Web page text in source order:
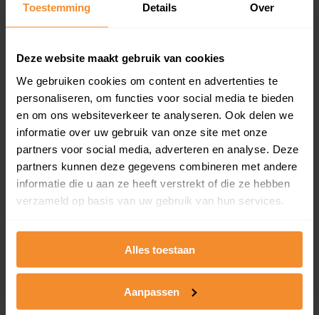
Toestemming Details Over
Deze website maakt gebruik van cookies
We gebruiken cookies om content en advertenties te
personaliseren, om functies voor social media te bieden
en om ons websiteverkeer te analyseren. Ook delen we
informatie over uw gebruik van onze site met onze
partners voor social media, adverteren en analyse. Deze
partners kunnen deze gegevens combineren met andere
informatie die u aan ze heeft verstrekt of die ze hebben
verzameld op basis van uw gebruik van hun services.
Alles toestaan
Aanpassen
en koopdatum) binnen een postcodegebied. Dit
inclusief een jaar lang gratis updates van nieuwe
Bekijk product
Direct leverbaar
Kadastrale kaart pakket
Alleen globale ligging perceel
omliggende percelen met de kadastrale erfgrenzen,
dit inclusief de luchtfoto!